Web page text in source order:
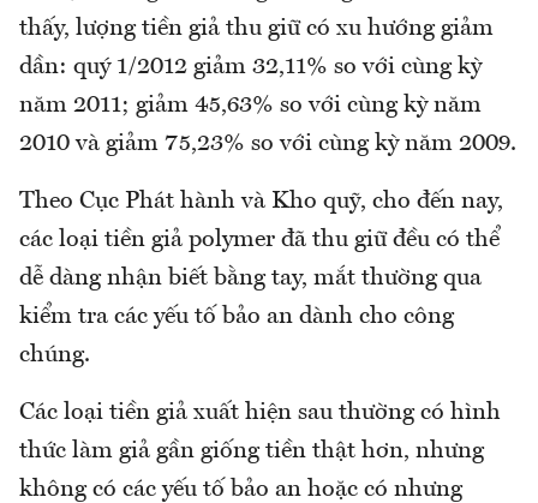
thấy, lượng tiền giả thu giữ có xu hướng giảm
dần: quý 1/2012 giảm 32,11% so với cùng kỳ
năm 2011; giảm 45,63% so với cùng kỳ năm
2010 và giảm 75,23% so với cùng kỳ năm 2009.
Theo Cục Phát hành và Kho quỹ, cho đến nay,
các loại tiền giả polymer đã thu giữ đều có thể
dễ dàng nhận biết bằng tay, mắt thường qua
kiểm tra các yếu tố bảo an dành cho công
chúng.
Các loại tiền giả xuất hiện sau thường có hình
thức làm giả gần giống tiền thật hơn, nhưng
không có các yếu tố bảo an hoặc có nhưng